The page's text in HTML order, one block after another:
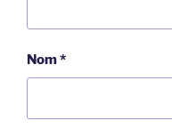
Nom*